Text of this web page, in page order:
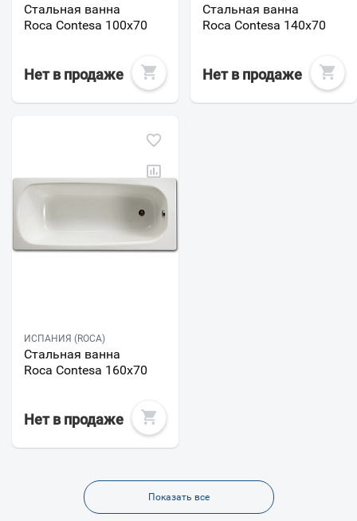
Стальная ванна
Roca Contesa 100х70
Нет в продаже
Стальная ванна
Roca Contesa 140x70
Нет в продаже
ИСПАНИЯ (ROCA)
Стальная ванна
Roca Contesa 160x70
Нет в продаже
Показать все